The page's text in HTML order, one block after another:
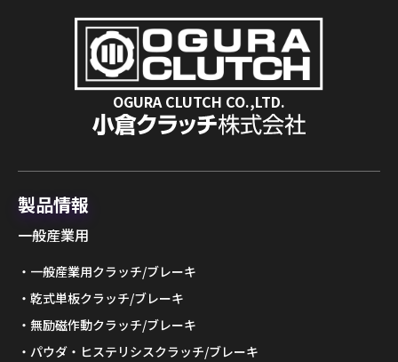
OGURA CLUTCH CO.,LTD.
製品情報
一般産業用
一般産業用クラッチ/ブレーキ
乾式単板クラッチ/ブレーキ
無励磁作動クラッチ/ブレーキ
パウダ・ヒステリシスクラッチ/ブレーキ